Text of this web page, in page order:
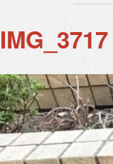
IMG_3717